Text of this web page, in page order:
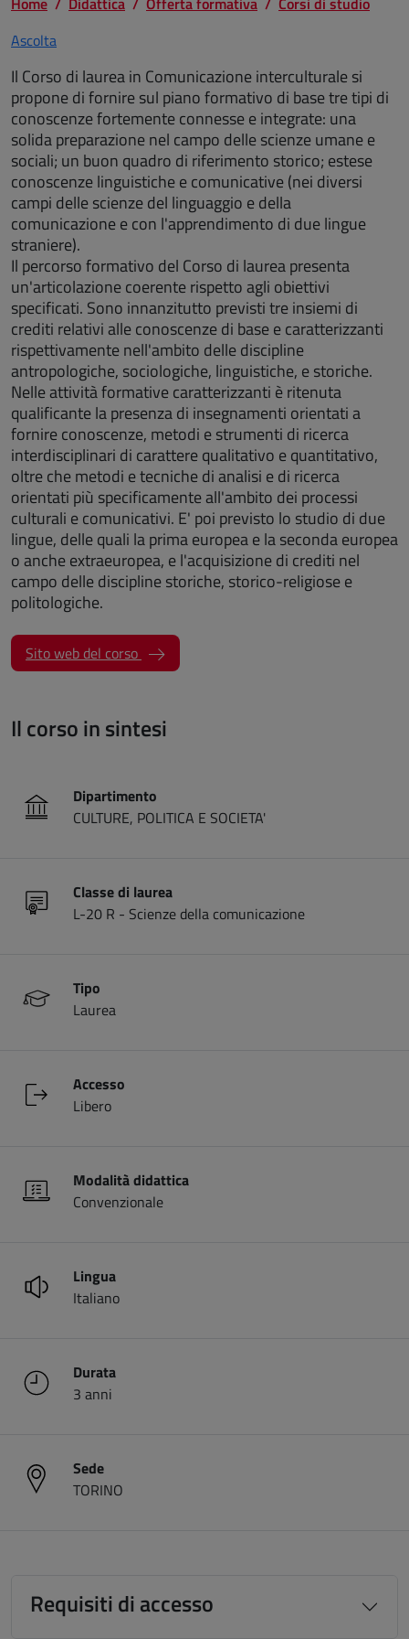
Ascolta
Il Corso di laurea in Comunicazione interculturale si
propone di fornire sul piano formativo di base tre tipi di
conoscenze fortemente connesse e integrate: una
solida preparazione nel campo delle scienze umane e
sociali; un buon quadro di riferimento storico; estese
conoscenze linguistiche e comunicative (nei diversi
campi delle scienze del linguaggio e della
comunicazione e con l'apprendimento di due lingue
straniere).
Il percorso formativo del Corso di laurea presenta
un'articolazione coerente rispetto agli obiettivi
specificati. Sono innanzitutto previsti tre insiemi di
crediti relativi alle conoscenze di base e caratterizzanti
rispettivamente nell'ambito delle discipline
antropologiche, sociologiche, linguistiche, e storiche.
Nelle attività formative caratterizzanti è ritenuta
qualificante la presenza di insegnamenti orientati a
fornire conoscenze, metodi e strumenti di ricerca
interdisciplinari di carattere qualitativo e quantitativo,
oltre che metodi e tecniche di analisi e di ricerca
orientati più specificamente all'ambito dei processi
culturali e comunicativi. E' poi previsto lo studio di due
lingue, delle quali la prima europea e la seconda europea
o anche extraeuropea, e l'acquisizione di crediti nel
campo delle discipline storiche, storico-religiose e
politologiche.
Sito web del corso (apre una nuova finestra)
Il corso in sintesi
Dipartimento
CULTURE, POLITICA E SOCIETA'
Classe di laurea
L-20 R - Scienze della comunicazione
Tipo
Laurea
Accesso
Libero
Modalità didattica
Convenzionale
Lingua
Italiano
Durata
3 anni
Sede
TORINO
Requisiti di accesso